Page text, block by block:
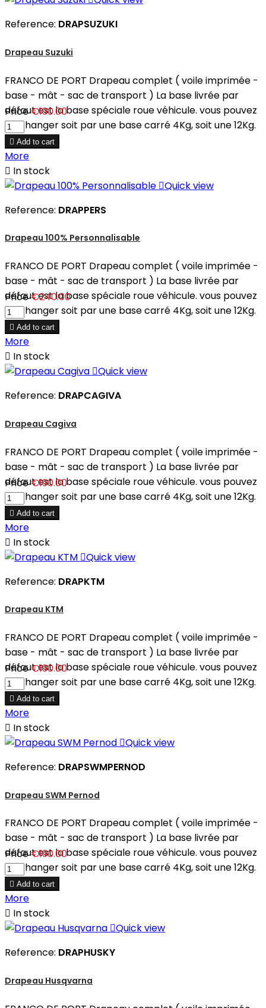
Reference: DRAPSUZUKI
Drapeau Suzuki
FRANCO DE PORT Drapeau complet ( voile imprimée -
base - mât - sac de transport ) La base livrée par
défaut est la base spéciale roue véhicule. vous pouvez
en changer soit par une base carré 4Kg, soit une 12Kg.
Price€190.00
 Add to cart
More
 In stock
Quick view
Reference: DRAPPERS
Drapeau 100% Personnalisable
FRANCO DE PORT Drapeau complet ( voile imprimée -
base - mât - sac de transport ) La base livrée par
défaut est la base spéciale roue véhicule. vous pouvez
en changer soit par une base carré 4Kg, soit une 12Kg.
Price€240.00
 Add to cart
More
 In stock
Quick view
Reference: DRAPCAGIVA
Drapeau Cagiva
FRANCO DE PORT Drapeau complet ( voile imprimée -
base - mât - sac de transport ) La base livrée par
défaut est la base spéciale roue véhicule. vous pouvez
en changer soit par une base carré 4Kg, soit une 12Kg.
Price€190.00
 Add to cart
More
 In stock
Quick view
Reference: DRAPKTM
Drapeau KTM
FRANCO DE PORT Drapeau complet ( voile imprimée -
base - mât - sac de transport ) La base livrée par
défaut est la base spéciale roue véhicule. vous pouvez
en changer soit par une base carré 4Kg, soit une 12Kg.
Price€190.00
 Add to cart
More
 In stock
Quick view
Reference: DRAPSWMPERNOD
Drapeau SWM Pernod
FRANCO DE PORT Drapeau complet ( voile imprimée -
base - mât - sac de transport ) La base livrée par
défaut est la base spéciale roue véhicule. vous pouvez
en changer soit par une base carré 4Kg, soit une 12Kg.
Price€190.00
 Add to cart
More
 In stock
Quick view
Reference: DRAPHUSKY
Drapeau Husqvarna